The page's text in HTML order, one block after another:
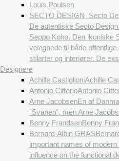
Louis Poulsen
SECTO DESIGN Secto
De autentiske Secto
Seppo Koho. Den ikoniske
velegnede til både
stilarter og interiører. De
Designere
Achille CastiglioniAchille
Antonio CitterioAntonio
Arne JacobsenEn af
”Svanen”, men Arne
Benny FrandsenBenny
Bernard-Albin GRAS
important names of
influence on the functional